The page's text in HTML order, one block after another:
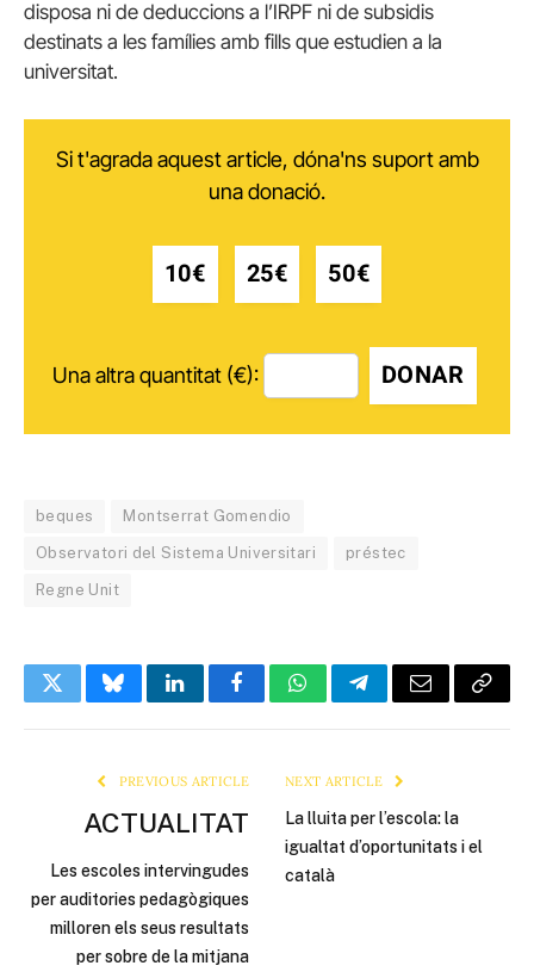
disposa ni de deduccions a l’IRPF ni de subsidis
destinats a les famílies amb fills que estudien a la
universitat.
Si t'agrada aquest article, dóna'ns suport amb
una donació.
10€ 25€ 50€
Una altra quantitat (€): DONAR
beques Montserrat Gomendio
Observatori del Sistema Universitari préstec
Regne Unit
TwitterBlueskyLinkedInFacebookWhatsAppTelegramEmail Copy
PREVIOUS ARTICLE
ACTUALITAT
Les escoles intervingudes
per auditories pedagògiques
milloren els seus resultats
per sobre de la mitjana
NEXT ARTICLE
La lluita per l’escola: la
igualtat d’oportunitats i el
català